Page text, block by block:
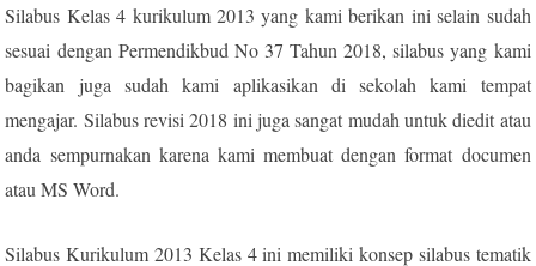
Silabus Kelas 4 kurikulum 2013 yang kami berikan ini selain sudah
sesuai dengan Permendikbud No 37 Tahun 2018, silabus yang kami
bagikan juga sudah kami aplikasikan di sekolah kami tempat
mengajar. Silabus revisi 2018 ini juga sangat mudah untuk diedit atau
anda sempurnakan karena kami membuat dengan format documen
atau MS Word.
Silabus Kurikulum 2013 Kelas 4 ini memiliki konsep silabus tematik